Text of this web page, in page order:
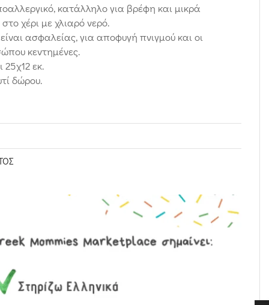
κατάλληλο για βρέφη και μικρά
χέρι με χλιαρό νερό.
ασφαλείας, για αποφυγή πνιγμού και οι
κεντημένες.
25χ12 εκ.
δώρου.